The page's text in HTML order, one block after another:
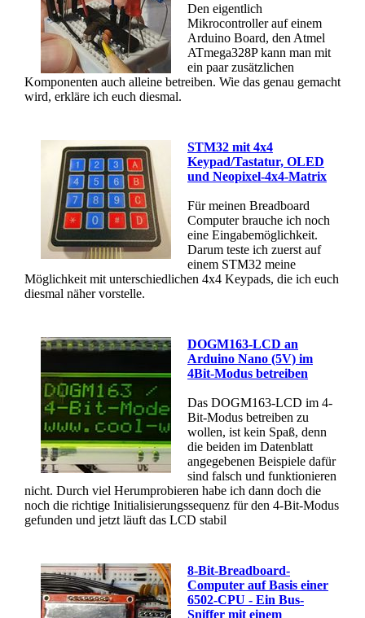
Den eigentlich
Mikrocontroller auf einem
Arduino Board, den Atmel
ATmega328P kann man mit
ein paar zusätzlichen
Komponenten auch alleine betreiben. Wie das genau gemacht
wird, erkläre ich euch diesmal.
STM32 mit 4x4
Keypad/Tastatur, OLED
und Neopixel-4x4-Matrix
Für meinen Breadboard
Computer brauche ich noch
eine Eingabemöglichkeit.
Darum teste ich zuerst auf
einem STM32 meine
Möglichkeit mit unterschiedlichen 4x4 Keypads, die ich euch
diesmal näher vorstelle.
DOGM163-LCD an
Arduino Nano (5V) im
4Bit-Modus betreiben
Das DOGM163-LCD im 4-
Bit-Modus betreiben zu
wollen, ist kein Spaß, denn
die beiden im Datenblatt
angegebenen Beispiele dafür
sind falsch und funktionieren
nicht. Durch viel Herumprobieren habe ich dann doch die
noch die richtige Initialisierungssequenz für den 4-Bit-Modus
gefunden und jetzt läuft das LCD stabil
8-Bit-Breadboard-
Computer auf Basis einer
6502-CPU - Ein Bus-
Sniffer mit einem